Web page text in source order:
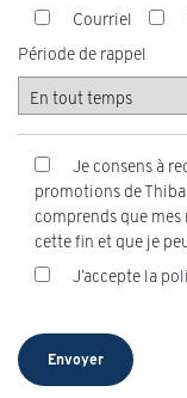
Courriel
Période de rappel
Je consens à
promotions de
comprends que
cette fin et que je
J’accepte la